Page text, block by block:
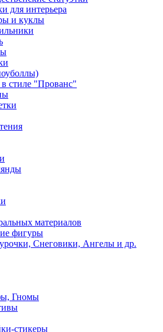
для интерьера
и куклы
стиле "Прованс"
материалов
фигуры
Снеговики, Ангелы и др.
Гномы
стикеры